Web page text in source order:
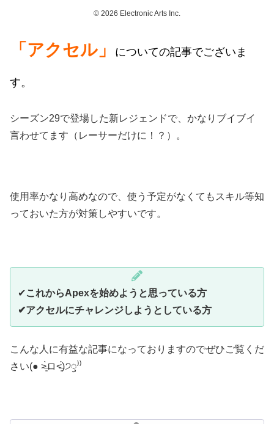
© 2026 Electronic Arts Inc.
「アクセル」 についての記事でございま
す。
シーズン29で登場した新レジェンドで、かなりブイブイ
言わせてます（レーサーだけに！？）。
使用率かなり高めなので、使う予定がなくてもスキル等知
っておいた方が対策しやすいです。
✔︎これからApexを始めようと思っている方
✔︎アクセルにチャレンジしようとしている方
こんな人に有益な記事になっておりますのでぜひご覧くだ
さい(● ˃̶͈̀ロ˂̶͈́)੭ꠥ⁾⁾